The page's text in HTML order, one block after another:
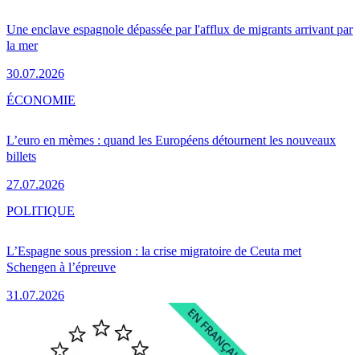
Une enclave espagnole dépassée par l'afflux de migrants arrivant par
la mer
30.07.2026
L’euro en mèmes : quand les Européens détournent les nouveaux
billets
27.07.2026
ÉCONOMIE
L’Espagne sous pression : la crise migratoire de Ceuta met
Schengen à l’épreuve
31.07.2026
POLITIQUE